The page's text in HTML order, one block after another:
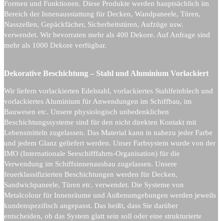
Formen und Funktionen. Diese Produkte werden hauptsächlich im
Bereich der Innenausstattung für Decken, Wandpaneele, Türen,
Nasszellen, Gepäckfächer, Sicherheitstüren, Aufzüge usw.
verwendet. Wir bevorraten mehr als 400 Dekore. Auf Anfrage sind
mehr als 1000 Dekore verfügbar.
Dekorative Beschichtung – Stahl und Aluminium Vorlackiert
Wir liefern vorlackierten Edelstahl, vorlackiertes Stahlfeinblech und
vorlackiertes Aluminium für Anwendungen im Schiffbau, im
Bauwesen etc. Unsere physiologisch unbedenklichen
Beschichtungssysteme sind für den nicht direkten Kontakt mit
Lebensmitteln zugelassen. Das Material kann in nahezu jeder Farbe
und jedem Glanz geliefert werden. Unser Farbsystem wurde von der
IMO (Internationale Seeschifffahrts-Organisation) für die
Verwendung im Schiffsinnenausbau zugelassen. Unsere
feuerklassifizierten Beschichtungen werden für Decken,
Sandwichpaneele, Türen etc. verwendet. Die Systeme von
Metalcolour für Innenräume und Außenumgebungen werden jeweils
kundenspezifisch angepasst. Das heißt, dass Sie darüber
entscheiden, ob das System glatt sein soll oder eine strukturierte